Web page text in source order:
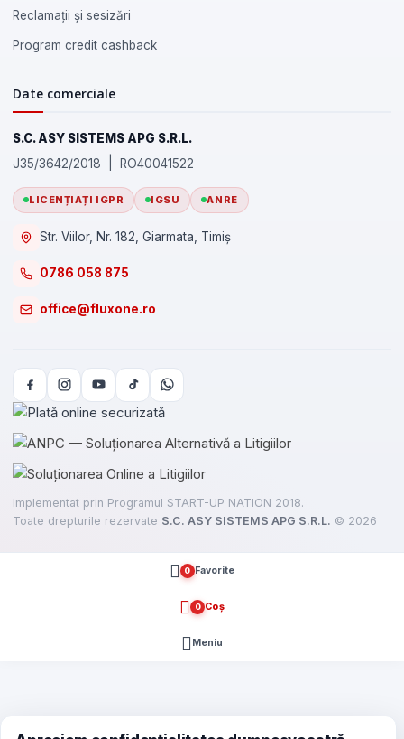
Reclamații și sesizări
Program credit cashback
Date comerciale
S.C. ASY SISTEMS APG S.R.L.
J35/3642/2018 | RO40041522
LICENȚIAȚI IGPR IGSU ANRE
Str. Viilor, Nr. 182, Giarmata, Timiș
0786 058 875
office@fluxone.ro
Implementat prin Programul START-UP NATION 2018.
Toate drepturile rezervate S.C. ASY SISTEMS APG S.R.L. © 2026
0 Favorite
0 Coș
Meniu